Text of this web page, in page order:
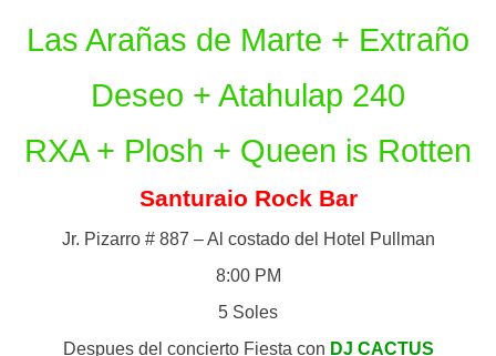
Las Arañas de Marte + Extraño
Deseo + Atahulap 240
RXA + Plosh + Queen is Rotten
Santuraio Rock Bar
Jr. Pizarro # 887 – Al costado del Hotel Pullman
8:00 PM
5 Soles
Despues del concierto Fiesta con DJ CACTUS